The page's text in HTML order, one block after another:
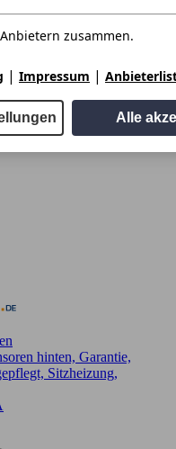
hinten, Garantie,
Sitzheizung,
zusammen.
| Impressum |
Alle